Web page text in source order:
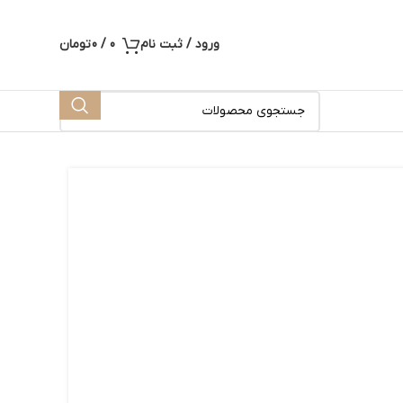
ورود / ثبت نام 0
/
0تومان